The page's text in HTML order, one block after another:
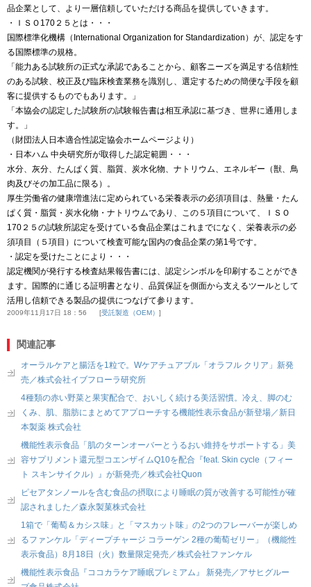
品企業として、より一層信頼していただける商品を提供していきます。
・ＩＳＯ170２５とは・・・
国際標準化機構（International Organization for Standardization）が、認定をす
る国際標準の規格。
「能力ある試験所の正式な承認であることから、顧客ニーズを満足する信頼性
のある試験、校正及び臨床検査業務を識別し、選定するための簡便な手段を顧
客に提供するものでもあります。」
「本協会の認定した試験所の試験報告書は相互承認に基づき、世界に通用しま
す。」
（財団法人日本適合性認定協会ホームページより）
・日本ハム 中央研究所が取得した認定範囲・・・
水分、灰分、たんぱく質、脂質、炭水化物、ナトリウム、エネルギー（獣、鳥
肉及びその加工品に限る）。
厚生労働省の健康増進法に定められている栄養表示の必須項目は、熱量・たん
ぱく質・脂質・炭水化物・ナトリウムであり、この５項目について、ＩＳＯ
170２５の試験所認定を受けている食品企業はこれまでになく、栄養表示の必
須項目（５項目）について検査可能な国内の食品企業の第1号です。
・認定を受けたことにより・・・
認定機関が発行する検査結果報告書には、認定シンボルを印刷することができ
ます。国際的に通じる証明書となり、品質保証を側面から支えるツールとして
活用し信頼できる製品の提供につなげて参ります。
2009年11月17日 18：56 受託製造（OEM）
関連記事
オーラルケアと腸活を1粒で。Wケアチュアブル「オラフル クリア」新発
売／株式会社イブフローラ研究所
4種類の赤い野菜と果実配合で、おいしく続ける美活習慣。冷え、脚のむ
くみ、肌、脂肪にまとめてアプローチする機能性表示食品が新登場／新日
本製薬 株式会社
機能性表示食品「肌のターンオーバーとうるおい維持をサポートする」美
容サプリメント還元型コエンザイムQ10を配合『feat. Skin cycle（フィー
ト スキンサイクル）』が新発売／株式会社Quon
ピセアタンノールを含む食品の摂取により睡眠の質が改善する可能性が確
認されました／森永製菓株式会社
1箱で「葡萄＆カシス味」と「マスカット味」の2つのフレーバーが楽しめ
るファンケル「ディープチャージ コラーゲン 2種の葡萄ゼリー」（機能性
表示食品）8月18日（火）数量限定発売／株式会社ファンケル
機能性表示食品『ココカラケア睡眠プレミアム』 新発売／アサヒグルー